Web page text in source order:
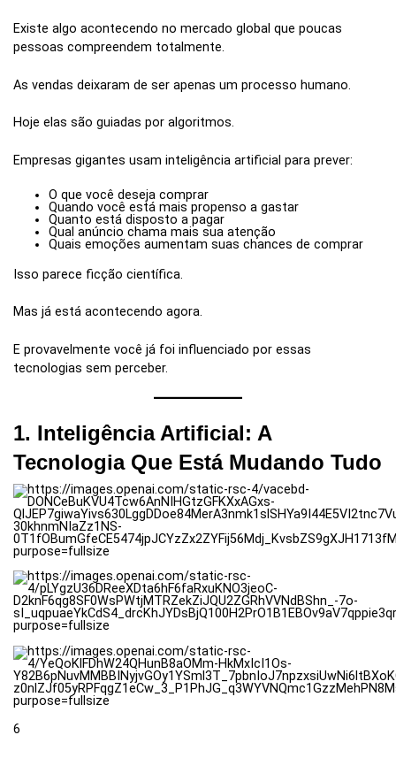
Existe algo acontecendo no mercado global que poucas
pessoas compreendem totalmente.
As vendas deixaram de ser apenas um processo humano.
Hoje elas são guiadas por algoritmos.
Empresas gigantes usam inteligência artificial para prever:
O que você deseja comprar
Quando você está mais propenso a gastar
Quanto está disposto a pagar
Qual anúncio chama mais sua atenção
Quais emoções aumentam suas chances de comprar
Isso parece ficção científica.
Mas já está acontecendo agora.
E provavelmente você já foi influenciado por essas
tecnologias sem perceber.
1. Inteligência Artificial: A
Tecnologia Que Está Mudando Tudo
6